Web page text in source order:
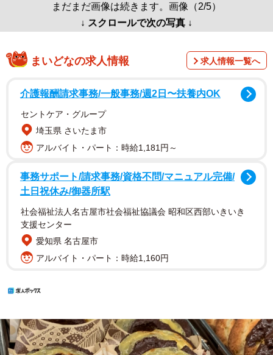
まだまだ画像は続きます。画像（2/5）
↓ スクロールで次の写真 ↓
まいどなの求人情報 求人情報一覧へ
介護報酬請求事務/一般事務/週2日〜扶養内OK
セントケア・グループ
埼玉県 さいたま市
アルバイト・パート：時給1,181円～
事務サポート/請求事務/資格不問/マニュアル完備/
土日祝休み/御器所駅
社会福祉法人名古屋市社会福祉協議会 昭和区西部いきいき
支援センター
愛知県 名古屋市
アルバイト・パート：時給1,160円